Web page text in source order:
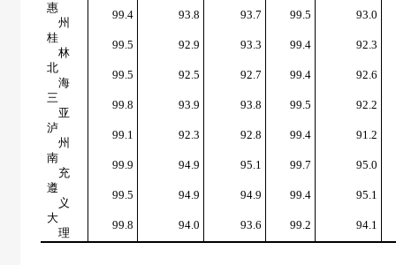
惠
州
99.4 93.8 93.7 99.5
93.0
桂
林
99.5 92.9 93.3 99.4
92.3
北
海
99.5 92.5 92.7 99.4
92.6
三
亚
99.8 93.9 93.8 99.5
92.2
泸
州
99.1 92.3 92.8 99.4
91.2
南
充
99.9 94.9 95.1 99.7
95.0
遵
义
99.5 94.9 94.9 99.4
95.1
大
理
99.8 94.0 93.6 99.2 94.1